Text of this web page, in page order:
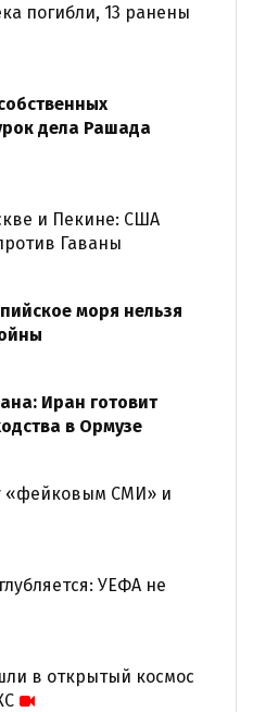
погибли, 13 ранены
дела Рашада
и Пекине: США
Гаваны
моря нельзя
Иран готовит
в Ормузе
«фейковым СМИ» и
УЕФА не
в открытый космос